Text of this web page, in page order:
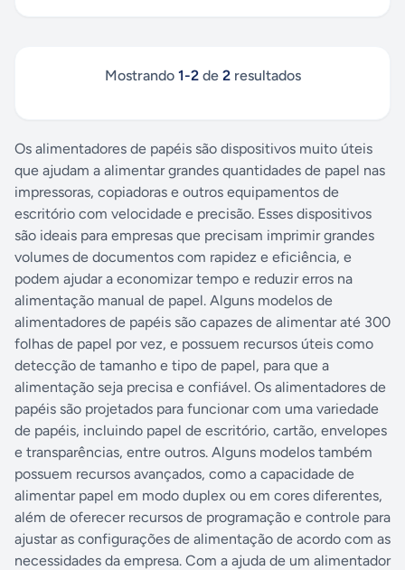
Mostrando 1-2de 2resultados
Os alimentadores de papéis são dispositivos muito úteis
que ajudam a alimentar grandes quantidades de papel nas
impressoras, copiadoras e outros equipamentos de
escritório com velocidade e precisão. Esses dispositivos
são ideais para empresas que precisam imprimir grandes
volumes de documentos com rapidez e eficiência, e
podem ajudar a economizar tempo e reduzir erros na
alimentação manual de papel. Alguns modelos de
alimentadores de papéis são capazes de alimentar até 300
folhas de papel por vez, e possuem recursos úteis como
detecção de tamanho e tipo de papel, para que a
alimentação seja precisa e confiável. Os alimentadores de
papéis são projetados para funcionar com uma variedade
de papéis, incluindo papel de escritório, cartão, envelopes
e transparências, entre outros. Alguns modelos também
possuem recursos avançados, como a capacidade de
alimentar papel em modo duplex ou em cores diferentes,
além de oferecer recursos de programação e controle para
ajustar as configurações de alimentação de acordo com as
necessidades da empresa. Com a ajuda de um alimentador